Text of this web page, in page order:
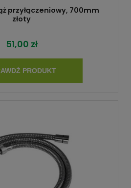
przyłączeniowy, 700mm
złoty
51,00 zł
PRODUKT